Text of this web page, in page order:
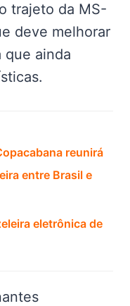
trajeto da MS-
deve melhorar
que ainda
reunirá
entre Brasil e
eletrônica de